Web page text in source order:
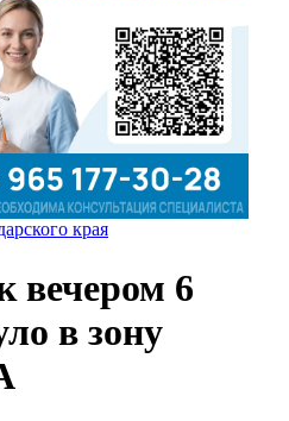
края
вечером 6
в зону